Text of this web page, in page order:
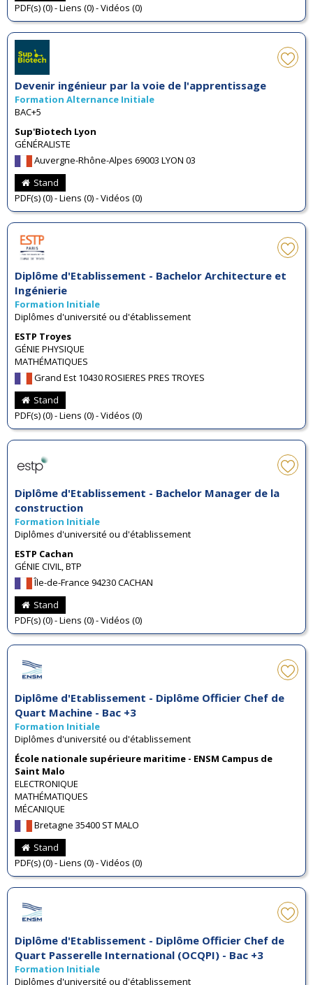
PDF(s) (0) - Liens (0) - Vidéos (0)
Devenir ingénieur par la voie de l'apprentissage
Formation Alternance Initiale
BAC+5
Sup'Biotech Lyon
GÉNÉRALISTE
Auvergne-Rhône-Alpes 69003 LYON 03
Stand
PDF(s) (0) - Liens (0) - Vidéos (0)
Diplôme d'Etablissement - Bachelor Architecture et
Ingénierie
Formation Initiale
Diplômes d'université ou d'établissement
ESTP Troyes
GÉNIE PHYSIQUE
MATHÉMATIQUES
Grand Est 10430 ROSIERES PRES TROYES
Stand
PDF(s) (0) - Liens (0) - Vidéos (0)
Diplôme d'Etablissement - Bachelor Manager de la
construction
Formation Initiale
Diplômes d'université ou d'établissement
ESTP Cachan
GÉNIE CIVIL, BTP
Île-de-France 94230 CACHAN
Stand
PDF(s) (0) - Liens (0) - Vidéos (0)
Diplôme d'Etablissement - Diplôme Officier Chef de
Quart Machine - Bac +3
Formation Initiale
Diplômes d'université ou d'établissement
École nationale supérieure maritime - ENSM Campus de
Saint Malo
ELECTRONIQUE
MATHÉMATIQUES
MÉCANIQUE
Bretagne 35400 ST MALO
Stand
PDF(s) (0) - Liens (0) - Vidéos (0)
Diplôme d'Etablissement - Diplôme Officier Chef de
Quart Passerelle International (OCQPI) - Bac +3
Formation Initiale
Diplômes d'université ou d'établissement